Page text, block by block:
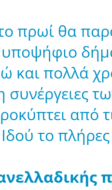
πρωί θα
υποψήφιο
και πολλά
από
το